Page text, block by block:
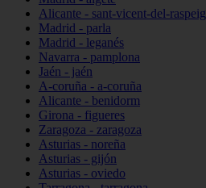
Alicante - sant-vicent-del-raspeig
Madrid - parla
Madrid - leganés
Navarra - pamplona
Jaén - jaén
A-coruña - a-coruña
Alicante - benidorm
Girona - figueres
Zaragoza - zaragoza
Asturias - noreña
Asturias - gijón
Asturias - oviedo